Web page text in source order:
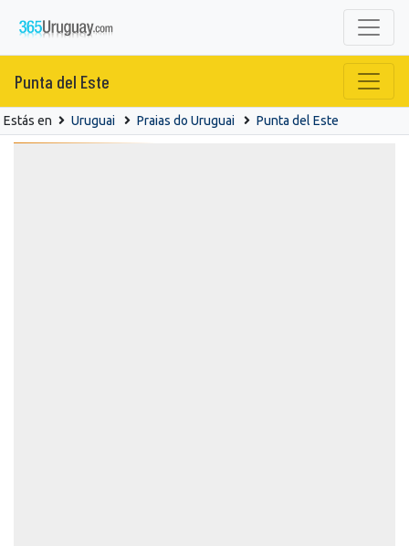
Punta del Este
Estás en Uruguai Praias do Uruguai Punta del Este